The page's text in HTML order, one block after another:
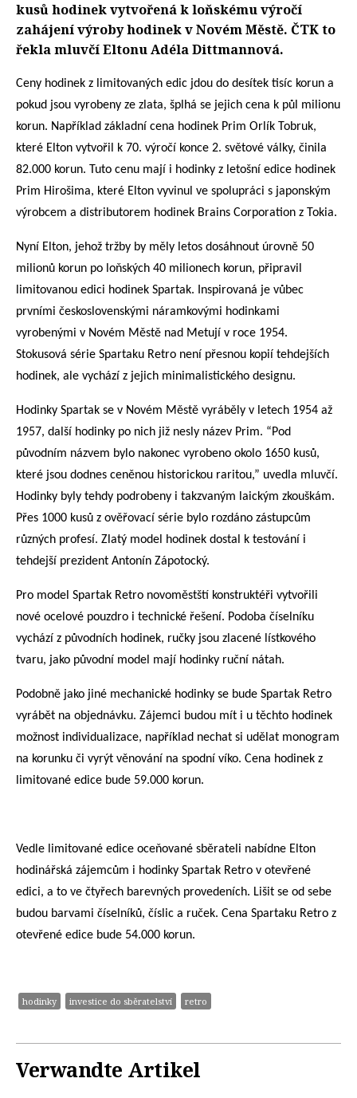
kusů hodinek vytvořená k loňskému výročí
zahájení výroby hodinek v Novém Městě. ČTK to
řekla mluvčí Eltonu Adéla Dittmannová.
Ceny hodinek z limitovaných edic jdou do desítek tisíc korun a
pokud jsou vyrobeny ze zlata, šplhá se jejich cena k půl milionu
korun. Například základní cena hodinek Prim Orlík Tobruk,
které Elton vytvořil k 70. výročí konce 2. světové války, činila
82.000 korun. Tuto cenu mají i hodinky z letošní edice hodinek
Prim Hirošima, které Elton vyvinul ve spolupráci s japonským
výrobcem a distributorem hodinek Brains Corporation z Tokia.
Nyní Elton, jehož tržby by měly letos dosáhnout úrovně 50
milionů korun po loňských 40 milionech korun, připravil
limitovanou edici hodinek Spartak. Inspirovaná je vůbec
prvními československými náramkovými hodinkami
vyrobenými v Novém Městě nad Metují v roce 1954.
Stokusová série Spartaku Retro není přesnou kopií tehdejších
hodinek, ale vychází z jejich minimalistického designu.
Hodinky Spartak se v Novém Městě vyráběly v letech 1954 až
1957, další hodinky po nich již nesly název Prim. “Pod
původním názvem bylo nakonec vyrobeno okolo 1650 kusů,
které jsou dodnes ceněnou historickou raritou,” uvedla mluvčí.
Hodinky byly tehdy podrobeny i takzvaným laickým zkouškám.
Přes 1000 kusů z ověřovací série bylo rozdáno zástupcům
různých profesí. Zlatý model hodinek dostal k testování i
tehdejší prezident Antonín Zápotocký.
Pro model Spartak Retro novoměstští konstruktéři vytvořili
nové ocelové pouzdro i technické řešení. Podoba číselníku
vychází z původních hodinek, ručky jsou zlacené lístkového
tvaru, jako původní model mají hodinky ruční nátah.
Podobně jako jiné mechanické hodinky se bude Spartak Retro
vyrábět na objednávku. Zájemci budou mít i u těchto hodinek
možnost individualizace, například nechat si udělat monogram
na korunku či vyrýt věnování na spodní víko. Cena hodinek z
limitované edice bude 59.000 korun.
Vedle limitované edice oceňované sběrateli nabídne Elton
hodinářská zájemcům i hodinky Spartak Retro v otevřené
edici, a to ve čtyřech barevných provedeních. Lišit se od sebe
budou barvami číselníků, číslic a ruček. Cena Spartaku Retro z
otevřené edice bude 54.000 korun.
hodinky investice do sběratelství retro
Verwandte Artikel